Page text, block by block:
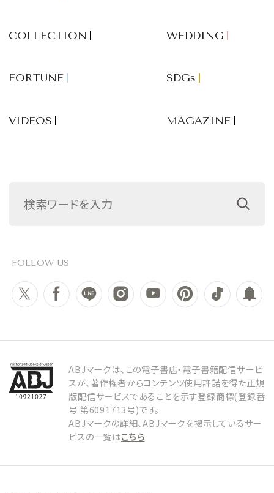
COLLECTION WEDDING
FORTUNE SDGs
VIDEOS MAGAZINE
FOLLOW US
ABJマークは、この電子書店・電子書籍配信サービ
スが、著作権者からコンテンツ使用許諾を得た正規
版配信サービスであることを示す登録商標(登録番
号 第6091713号)です。
ABJマークの詳細、ABJマークを掲示しているサー
ビスの一覧はこちら